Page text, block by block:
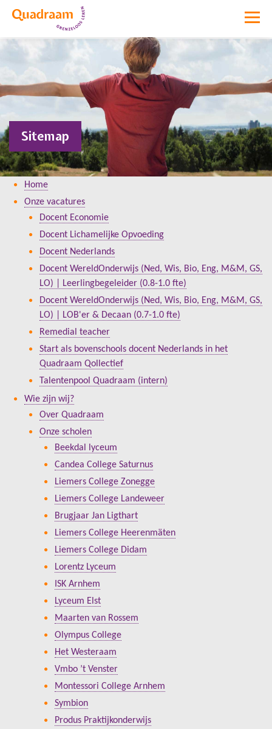
Sitemap
Home
Onze vacatures
Docent Economie
Docent Lichamelijke Opvoeding
Docent Nederlands
Docent WereldOnderwijs (Ned, Wis, Bio, Eng, M&M, GS,
LO) | Leerlingbegeleider (0.8-1.0 fte)
Docent WereldOnderwijs (Ned, Wis, Bio, Eng, M&M, GS,
LO) | LOB'er & Decaan (0.7-1.0 fte)
Remedial teacher
Start als bovenschools docent Nederlands in het
Quadraam Qollectief
Talentenpool Quadraam (intern)
Wie zijn wij?
Over Quadraam
Onze scholen
Beekdal lyceum
Candea College Saturnus
Liemers College Zonegge
Liemers College Landeweer
Brugjaar Jan Ligthart
Liemers College Heerenmäten
Liemers College Didam
Lorentz Lyceum
ISK Arnhem
Lyceum Elst
Maarten van Rossem
Olympus College
Het Westeraam
Vmbo ’t Venster
Montessori College Arnhem
Symbion
Produs Praktijkonderwijs